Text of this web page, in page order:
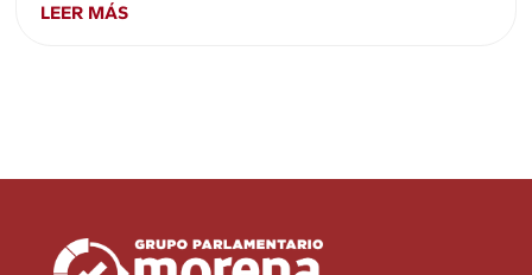
LEER MÁS